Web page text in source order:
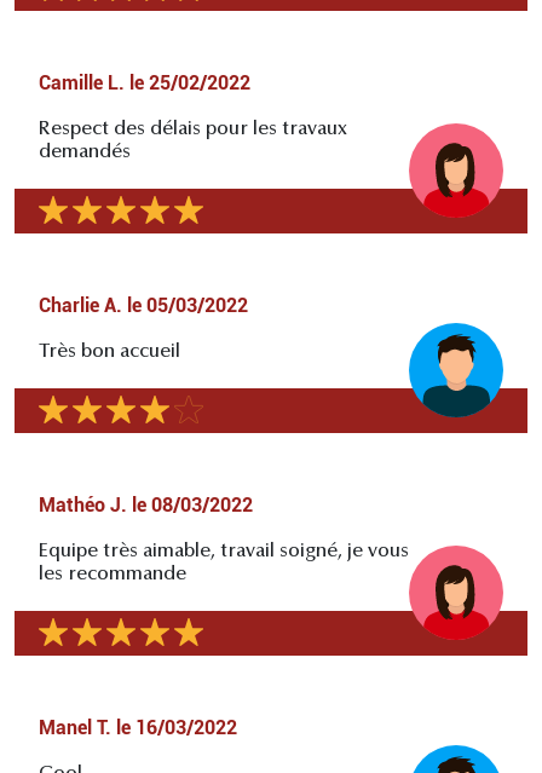
Camille L. le 25/02/2022
Respect des délais pour les travaux
demandés
Charlie A. le 05/03/2022
Très bon accueil
Mathéo J. le 08/03/2022
Equipe très aimable, travail soigné, je vous
les recommande
Manel T. le 16/03/2022